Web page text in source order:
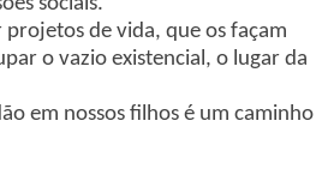
de vida, que os façam
o vazio existencial, o lugar da
em nossos filhos é um caminho